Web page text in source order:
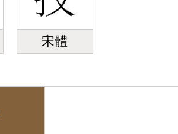
宋體